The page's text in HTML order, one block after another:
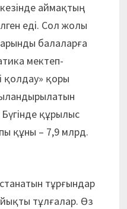
аймақтың
еді. Сол жолы
балаларға
мектеп-
қолдау» қоры
құрылыс
құны – 7,9 млрд.
тұрғындар
тұлғалар. Өз